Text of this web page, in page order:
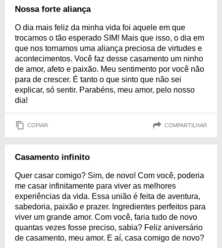
Nossa forte aliança
O dia mais feliz da minha vida foi aquele em que
trocamos o tão esperado SIM! Mais que isso, o dia em
que nos tornamos uma aliança preciosa de virtudes e
acontecimentos. Você faz desse casamento um ninho
de amor, afeto e paixão. Meu sentimento por você não
para de crescer. É tanto o que sinto que não sei
explicar, só sentir. Parabéns, meu amor, pelo nosso
dia!
COPIAR COMPARTILHAR
Casamento infinito
Quer casar comigo? Sim, de novo! Com você, poderia
me casar infinitamente para viver as melhores
experiências da vida. Essa união é feita de aventura,
sabedoria, paixão e prazer. Ingredientes perfeitos para
viver um grande amor. Com você, faria tudo de novo
quantas vezes fosse preciso, sabia? Feliz aniversário
de casamento, meu amor. E aí, casa comigo de novo?